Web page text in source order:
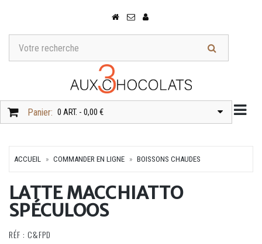
Panier: 0 ART. - 0,00 €
ACCUEIL COMMANDER EN LIGNE BOISSONS CHAUDES
LATTE MACCHIATTO
SPÉCULOOS
RÉF : C&FPD